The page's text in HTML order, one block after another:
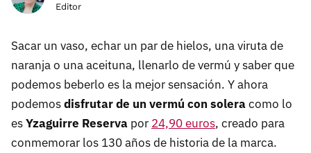
Editor
Sacar un vaso, echar un par de hielos, una viruta de
naranja o una aceituna, llenarlo de vermú y saber que
podemos beberlo es la mejor sensación. Y ahora
podemosdisfrutar de un vermú con soleracomo lo
esYzaguirre Reserva por 24,90 euros, creado para
conmemorar los 130 años de historia de la marca.